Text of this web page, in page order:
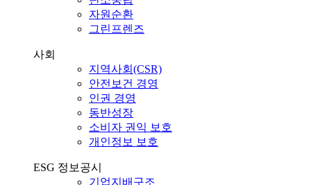
자원순환
그린프렌즈
사회
지역사회(CSR)
안전보건 경영
인권 경영
동반성장
소비자 권익 보호
개인정보 보호
ESG 정보공시
기업지배구조